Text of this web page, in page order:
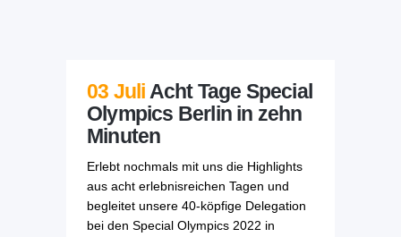
03 Juli Acht Tage Special
Olympics Berlin in zehn
Minuten
Erlebt nochmals mit uns die Highlights
aus acht erlebnisreichen Tagen und
begleitet unsere 40-köpfige Delegation
bei den Special Olympics 2022 in